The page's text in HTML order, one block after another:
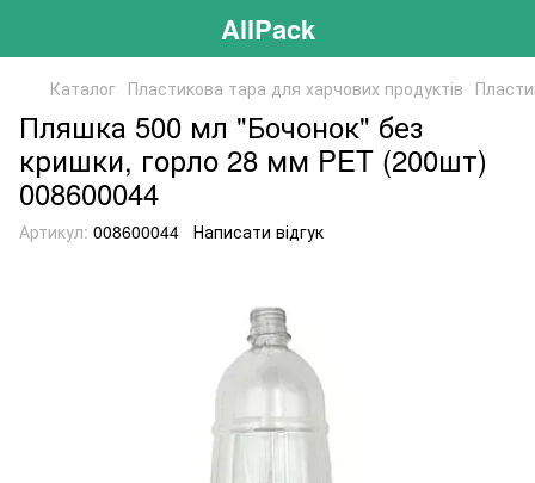
AllPack
Каталог Пластикова тара для харчових продуктів
Пляшка 500 мл "Бочонок" без
кришки, горло 28 мм PET (200шт)
008600044
Артикул: 008600044 Написати відгук